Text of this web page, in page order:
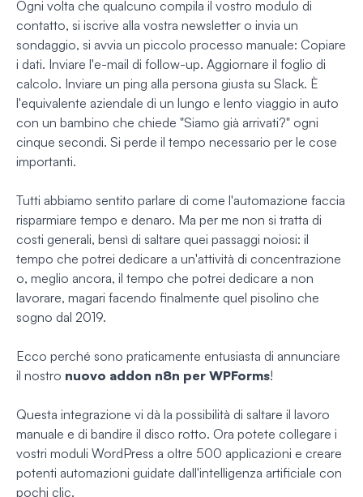
Ogni volta che qualcuno compila il vostro modulo di
contatto, si iscrive alla vostra newsletter o invia un
sondaggio, si avvia un piccolo processo manuale: Copiare
i dati. Inviare l'e-mail di follow-up. Aggiornare il foglio di
calcolo. Inviare un ping alla persona giusta su Slack. È
l'equivalente aziendale di un lungo e lento viaggio in auto
con un bambino che chiede "Siamo già arrivati?" ogni
cinque secondi. Si perde il tempo necessario per le cose
importanti.
Tutti abbiamo sentito parlare di come l'automazione faccia
risparmiare tempo e denaro. Ma per me non si tratta di
costi generali, bensì di saltare quei passaggi noiosi: il
tempo che potrei dedicare a un'attività di concentrazione
o, meglio ancora, il tempo che potrei dedicare a non
lavorare, magari facendo finalmente quel pisolino che
sogno dal 2019.
Ecco perché sono praticamente entusiasta di annunciare
il nostro nuovo addon n8n per WPForms!
Questa integrazione vi dà la possibilità di saltare il lavoro
manuale e di bandire il disco rotto. Ora potete collegare i
vostri moduli WordPress a oltre 500 applicazioni e creare
potenti automazioni guidate dall'intelligenza artificiale con
pochi clic.